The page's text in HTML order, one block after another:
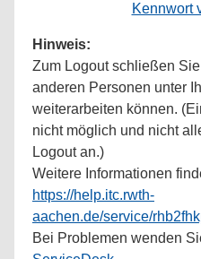
Kennwort
Hinweis:
Zum Logout schließen
anderen Personen unter
weiterarbeiten können.
nicht möglich und nicht
Logout an.)
Weitere Informationen
https://help.itc.rwth-
aachen.de/service/
Bei Problemen wenden